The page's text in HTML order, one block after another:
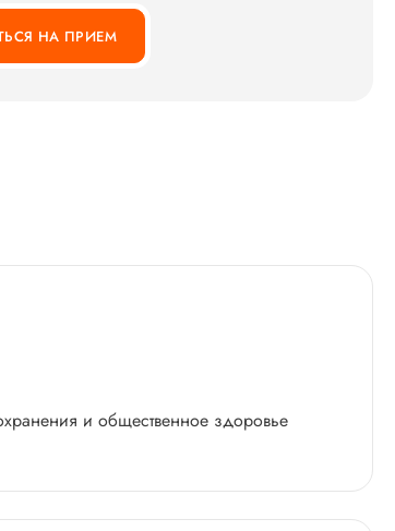
НА ПРИЕМ
и общественное здоровье